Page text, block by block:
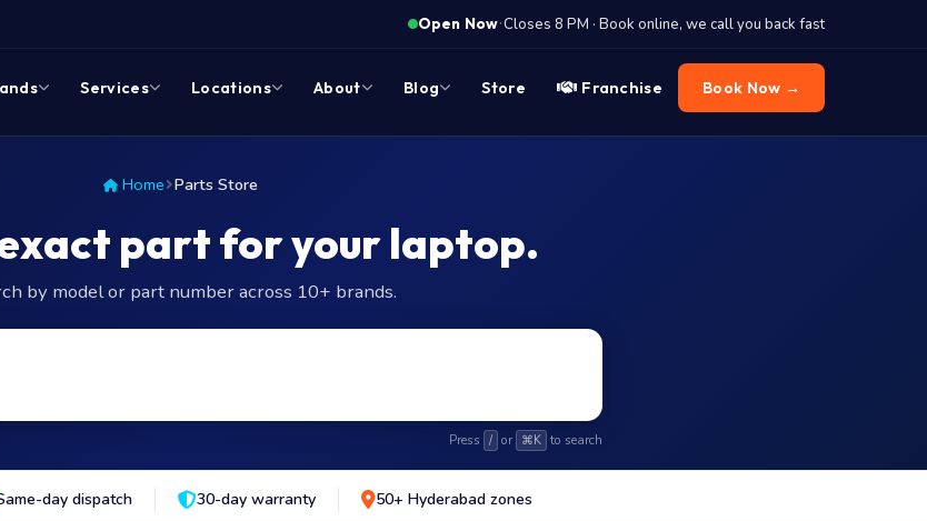
Open Now·Closes 8 PM · Book online, we call you back fast
Services Locations About Blog Store Franchise Book Now →
Home Parts Store
part for your laptop.
by model or part number across 10+ brands.
Press / or ⌘K to search
day dispatch 30-day warranty 50+ Hyderabad zones